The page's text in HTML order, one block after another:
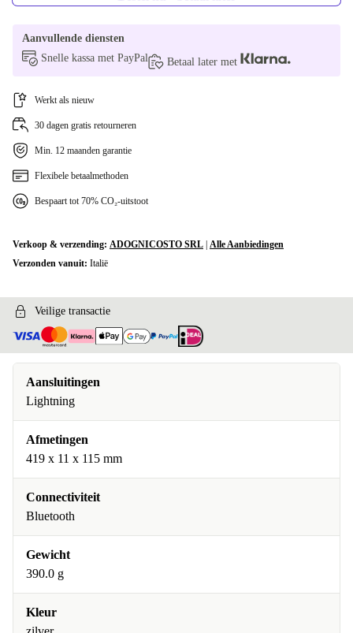
CH (QWERTZ)
Aanvullende diensten
Snelle kassa met PayPal
Betaal later met
Werkt als nieuw
30 dagen gratis retourneren
Min. 12 maanden garantie
Flexibele betaalmethoden
Bespaart tot 70% CO₂-uitstoot
Verkoop & verzending: ADOGNICOSTO SRL Alle Aanbiedingen
Verzonden vanuit: Italië
Veilige transactie
Aansluitingen
Lightning
Afmetingen
419 x 11 x 115 mm
Connectiviteit
Bluetooth
Gewicht
390.0 g
Kleur